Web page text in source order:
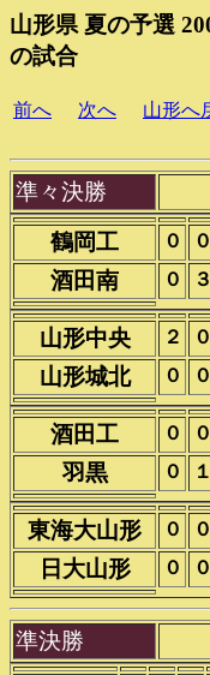
山形県 夏の予選
の試合
前へ 次へ 山形へ
準々決勝
鶴岡工
０ ０
酒田南 ０ ３
山形中央 ２ ０
山形城北 ０ ０
酒田工 ０ ０
羽黒 ０ １
東海大山形 ０ ０
日大山形 ０ ０
準決勝